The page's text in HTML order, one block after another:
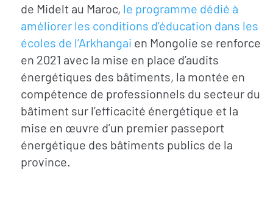
de Midelt au Maroc, le programme dédié à
améliorer les conditions d’éducation dans les
écoles de l’Arkhangai en Mongolie se renforce
en 2021 avec la mise en place d’audits
énergétiques des bâtiments, la montée en
compétence de professionnels du secteur du
bâtiment sur l’efficacité énergétique et la
mise en œuvre d’un premier passeport
énergétique des bâtiments publics de la
province.